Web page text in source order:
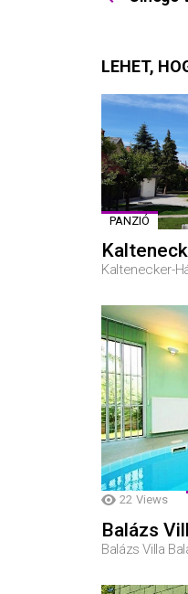
LEHET,
PANZIÓ
Kaltenecker-
22 Views
Balázs
Balázs Villa